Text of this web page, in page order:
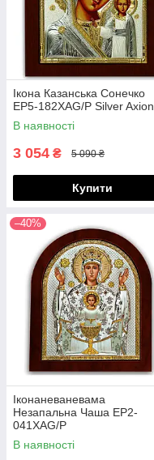
Ікона Казанська Сонечко
EP5-182XAG/P Silver Axion
В наявності
3 054 ₴ 5 090 ₴
Купити
–40%
Іконаневаневама
Незапальна Чаша EP2-
041XAG/P
В наявності